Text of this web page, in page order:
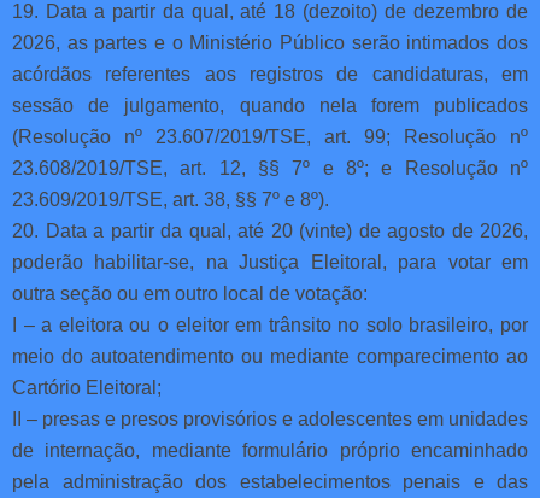
19. Data a partir da qual, até 18 (dezoito) de dezembro de
2026, as partes e o Ministério Público serão intimados dos
acórdãos referentes aos registros de candidaturas, em
sessão de julgamento, quando nela forem publicados
(Resolução nº 23.607/2019/TSE, art. 99; Resolução nº
23.608/2019/TSE, art. 12, §§ 7º e 8º; e Resolução nº
23.609/2019/TSE, art. 38, §§ 7º e 8º).
20. Data a partir da qual, até 20 (vinte) de agosto de 2026,
poderão habilitar-se, na Justiça Eleitoral, para votar em
outra seção ou em outro local de votação:
I – a eleitora ou o eleitor em trânsito no solo brasileiro, por
meio do autoatendimento ou mediante comparecimento ao
Cartório Eleitoral;
II – presas e presos provisórios e adolescentes em unidades
de internação, mediante formulário próprio encaminhado
pela administração dos estabelecimentos penais e das